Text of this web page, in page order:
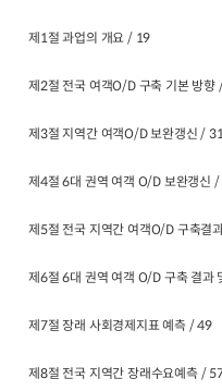
제1절 과업의 개요 / 19
제2절 전국 여객O/D 구축 기본 방향
제3절 지역간 여객O/D 보완갱신 /
제4절 6대 권역 여객 O/D 보완갱신
제5절 전국 지역간 여객O/D 구축결
제6절 6대 권역 여객 O/D 구축 결과
제7절 장래 사회경제지표 예측 / 49
제8절 전국 지역간 장래수요예측 /